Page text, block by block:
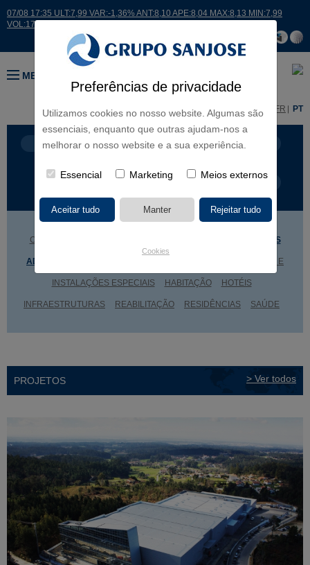
Preferências de privacidade
Utilizamos cookies no nosso website. Algumas são
essenciais, enquanto que outras ajudam-nos a
melhorar o nosso website e a sua experiência.
Essencial Marketing Meios externos
Cookies
07/08 17:35 ULT:7,99 VAR:-1,36% ANT:8,10 APE:8,04 MAX:8,13 MIN:7,99
VOL:17664
MENU
EN FR PT
LINHAS DE NEGÓCIO CONTINENTES
CENTROS COMERCIAIS EDIFÍCIOS
ADMINISTRATIVOS ENGENHARIA INDUSTRIAL E
INSTALAÇÕES ESPECIAIS HABITAÇÃO HOTÉIS
INFRAESTRUTURAS REABILITAÇÃO RESIDÊNCIAS SAÚDE
PROJETOS > Ver todos